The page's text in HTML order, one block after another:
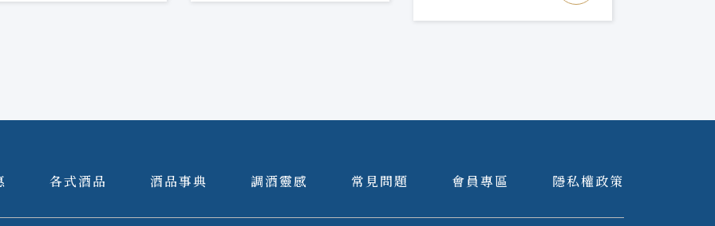
各式酒品 酒品事典 調酒靈感 常見問題 會員專區 隱私權政策